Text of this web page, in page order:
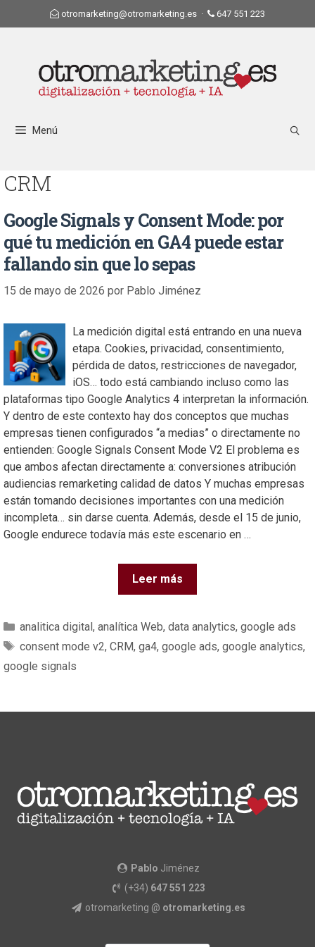
otromarketing@otromarketing.es · 647 551 223
Menú
CRM
Google Signals y Consent Mode: por
qué tu medición en GA4 puede estar
fallando sin que lo sepas
15 de mayo de 2026 por Pablo Jiménez
La medición digital está entrando en una nueva
etapa. Cookies, privacidad, consentimiento,
pérdida de datos, restricciones de navegador,
iOS… todo está cambiando incluso como las
plataformas tipo Google Analytics 4 interpretan la información.
Y dentro de este contexto hay dos conceptos que muchas
empresas tienen configurados “a medias” o directamente no
entienden: Google Signals Consent Mode V2 El problema es
que ambos afectan directamente a: conversiones atribución
audiencias remarketing calidad de datos Y muchas empresas
están tomando decisiones importantes con una medición
incompleta… sin darse cuenta. Además, desde el 15 de junio,
Google endurece todavía más este escenario en …
Leer más
analitica digital, analítica Web, data analytics, google ads
consent mode v2, CRM, ga4, google ads, google analytics,
google signals
Pablo Jiménez
(+34) 647 551 223
otromarketing @ otromarketing.es